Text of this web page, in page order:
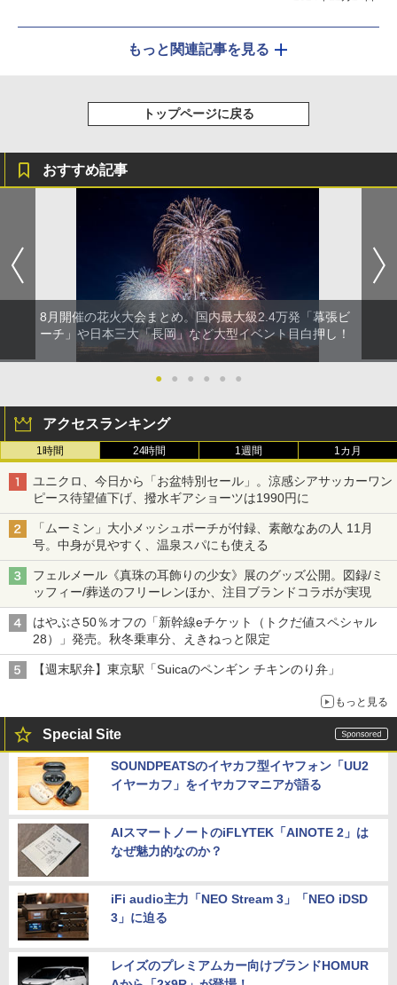
もっと関連記事を見る
トップページに戻る
おすすめ記事
8月開催の花火大会まとめ。国内最大級2.4万発「幕張ビ
ーチ」や日本三大「長岡」など大型イベント目白押し！
● ● ● ● ● ●
アクセスランキング
1時間 24時間 1週間 1カ月
ユニクロ、今日から「お盆特別セール」。涼感シアサッカーワン
ピース待望値下げ、撥水ギアショーツは1990円に
「ムーミン」大小メッシュポーチが付録、素敵なあの人 11月
号。中身が見やすく、温泉スパにも使える
フェルメール《真珠の耳飾りの少女》展のグッズ公開。図録/ミ
ッフィー/葬送のフリーレンほか、注目ブランドコラボが実現
はやぶさ50％オフの「新幹線eチケット（トクだ値スペシャル
28）」発売。秋冬乗車分、えきねっと限定
【週末駅弁】東京駅「Suicaのペンギン チキンのり弁」
もっと見る
Special Site
SOUNDPEATSのイヤカフ型イヤフォン「UU2
イヤーカフ」をイヤカフマニアが語る
AIスマートノートのiFLYTEK「AINOTE 2」は
なぜ魅力的なのか？
iFi audio主力「NEO Stream 3」「NEO iDSD
3」に迫る
レイズのプレミアムカー向けブランドHOMUR